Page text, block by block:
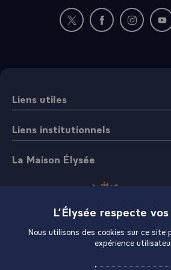
Nouvelle fenêtre :
Nouvelle fenêtre
Nouvelle
Liens utiles
Liens institutionnels
La Maison Élysée
L’Élysée respecte
Nous utilisons des cookies sur ce site
expérience